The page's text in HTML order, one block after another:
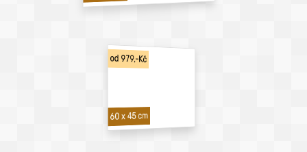
od 979,-Kč
60 x 45 cm